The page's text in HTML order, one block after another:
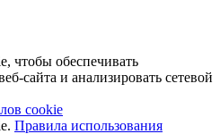
чтобы обеспечивать
сайта и анализировать сетевой
cookie
Правила использования